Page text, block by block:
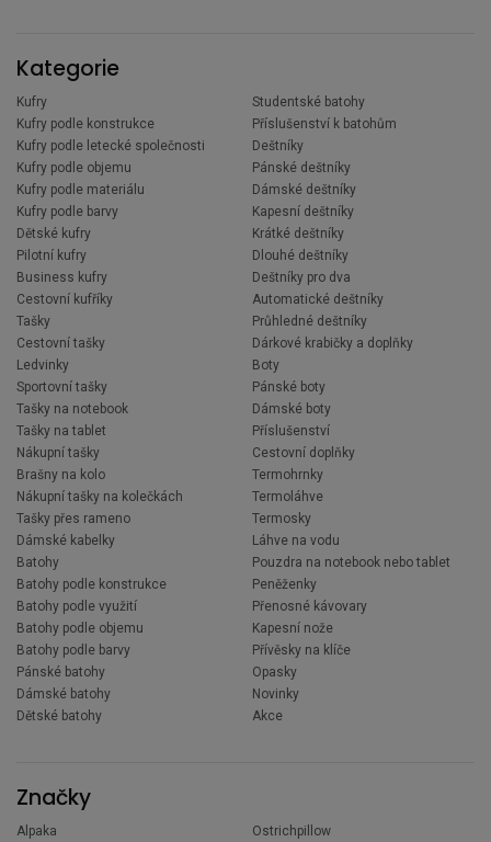
Kategorie
Kufry
Kufry podle konstrukce
Kufry podle letecké společnosti
Kufry podle objemu
Kufry podle materiálu
Kufry podle barvy
Dětské kufry
Pilotní kufry
Business kufry
Cestovní kufříky
Tašky
Cestovní tašky
Ledvinky
Sportovní tašky
Tašky na notebook
Tašky na tablet
Nákupní tašky
Brašny na kolo
Nákupní tašky na kolečkách
Tašky přes rameno
Dámské kabelky
Batohy
Batohy podle konstrukce
Batohy podle využití
Batohy podle objemu
Batohy podle barvy
Pánské batohy
Dámské batohy
Dětské batohy
Studentské batohy
Příslušenství k batohům
Deštníky
Pánské deštníky
Dámské deštníky
Kapesní deštníky
Krátké deštníky
Dlouhé deštníky
Deštníky pro dva
Automatické deštníky
Průhledné deštníky
Dárkové krabičky a doplňky
Boty
Pánské boty
Dámské boty
Příslušenství
Cestovní doplňky
Termohrnky
Termoláhve
Termosky
Láhve na vodu
Pouzdra na notebook nebo tablet
Peněženky
Přenosné kávovary
Kapesní nože
Přívěsky na klíče
Opasky
Novinky
Akce
Značky
Alpaka
Ostrichpillow